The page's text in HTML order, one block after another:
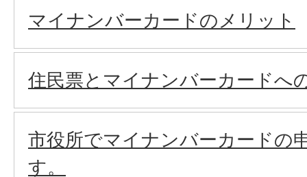
マイナンバーカードのメリット
住民票とマイナンバーカードへ
市役所でマイナンバーカードの
す。